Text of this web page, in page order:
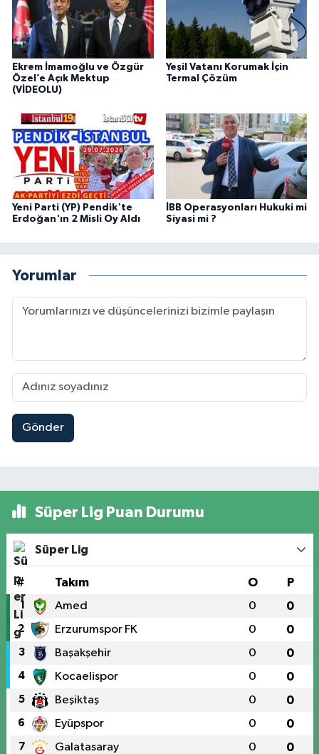
Ekrem İmamoğlu ve Özgür
Özel’e Açık Mektup
(VİDEOLU)
Yeşil Vatanı Korumak İçin
Termal Çözüm
Yeni Parti (YP) Pendik'te
Erdoğan'ın 2 Misli Oy Aldı
İBB Operasyonları Hukuki mi
Siyasi mi ?
Yorumlar
Gönder
Süper Lig Puan Durumu
Süper Lig
# Takım O P
1 Amed 0 0
2 Erzurumspor FK 0 0
3 Başakşehir 0 0
4 Kocaelispor 0 0
5 Beşiktaş 0 0
6 Eyüpspor 0 0
7 Galatasaray 0 0